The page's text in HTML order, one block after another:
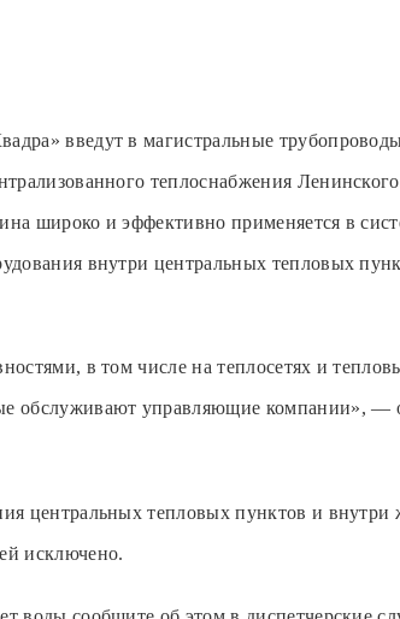
введут в магистральные
теплоснабжения
широко и эффективно применяется в
внутри центральных тепловых
в том числе на теплосетях и
обслуживают управляющие компании», —
центральных тепловых пунктов и
исключено.